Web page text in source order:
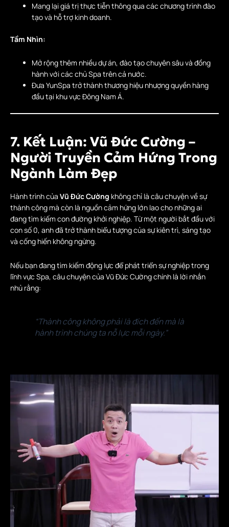
Mang lại giá trị thực tiễn thông qua các chương trình đào
tạo và hỗ trợ kinh doanh.
Tầm Nhìn:
Mở rộng thêm nhiều dự án, đào tạo chuyên sâu và đồng
hành với các chủ Spa trên cả nước.
Đưa YunSpa trở thành thương hiệu nhượng quyền hàng
đầu tại khu vực Đông Nam Á.
7. Kết Luận: Vũ Đức Cường –
Người Truyền Cảm Hứng Trong
Ngành Làm Đẹp
Hành trình của Vũ Đức Cường không chỉ là câu chuyện về sự
thành công mà còn là nguồn cảm hứng lớn lao cho những ai
đang tìm kiếm con đường khởi nghiệp. Từ một người bắt đầu với
con số 0, anh đã trở thành biểu tượng của sự kiên trì, sáng tạo
và cống hiến không ngừng.
Nếu bạn đang tìm kiếm động lực để phát triển sự nghiệp trong
lĩnh vực Spa, câu chuyện của Vũ Đức Cường chính là lời nhắn
nhủ rằng:
“Thành công không phải là đích đến mà là
hành trình chúng ta nỗ lực mỗi ngày.”